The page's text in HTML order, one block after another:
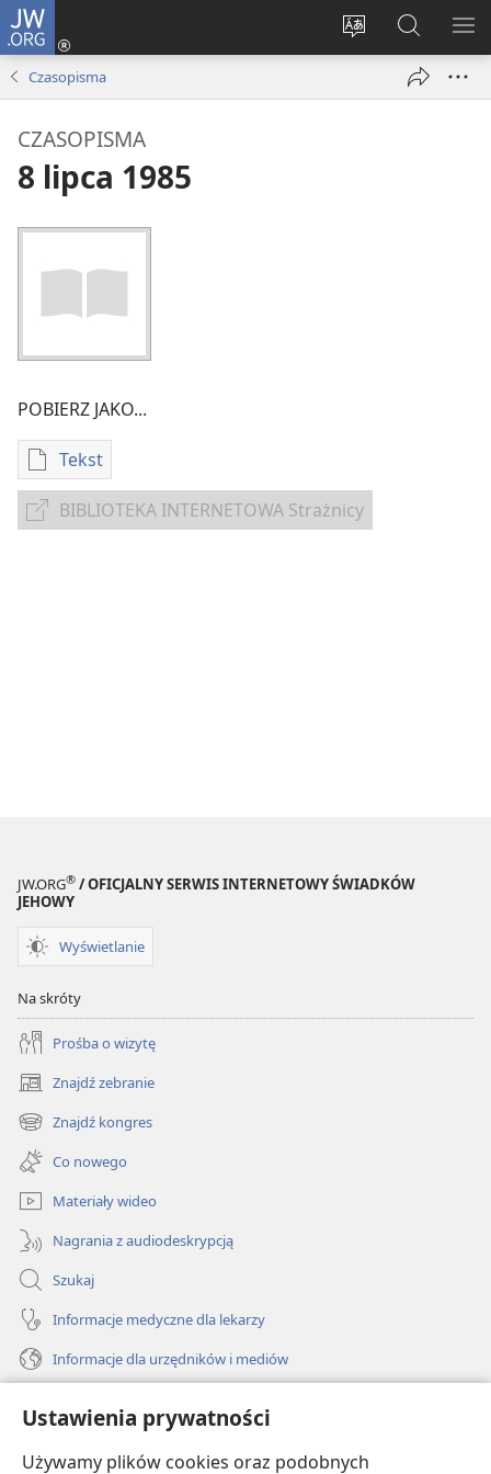
Ustawienia prywatności
Używamy plików cookies oraz podobnych
JW.ORG
Wybór
Logowanie
(opens
Szukaj
na
JW.ORG
Czasopisma
CZASOPISMA
8 lipca 1985
POBIERZ JAKO...
Tekst
Ustawienia
pobierania
publikacji
BIBLIOTEKA INTERNETOWA Strażnicy
BIBLIOTEKA
JW.ORG® / OFICJALNY SERWIS INTERNETOWY ŚWIADKÓW
JEHOWY
Wyświetlanie
Na skróty
Prośba o wizytę
Znajdź zebranie
(opens
new
window)
Znajdź kongres
(opens
new
window)
Co nowego
Materiały wideo
Nagrania z audiodeskrypcją
Szukaj
Informacje medyczne dla lekarzy
Informacje dla urzędników i mediów
Darowizny
(opens